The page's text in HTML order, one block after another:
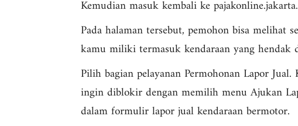
Kemudian masuk kembali ke
Pada halaman tersebut, pemohon bisa melihat
kamu miliki termasuk kendaraan yang hendak
Pilih bagian pelayanan Permohonan Lapor
ingin diblokir dengan memilih menu Ajukan
dalam formulir lapor jual kendaraan bermotor.